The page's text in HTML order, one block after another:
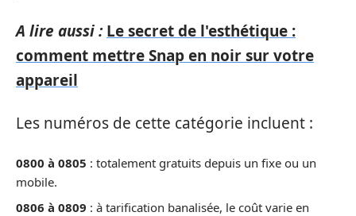
A lire aussi : Le secret de l'esthétique :
comment mettre Snap en noir sur votre
appareil
Les numéros de cette catégorie incluent :
0800 à 0805 : totalement gratuits depuis un fixe ou un
mobile.
0806 à 0809 : à tarification banalisée, le coût varie en